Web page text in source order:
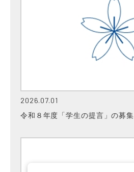
2026.07.01
令和８年度「学生の提言」の募集